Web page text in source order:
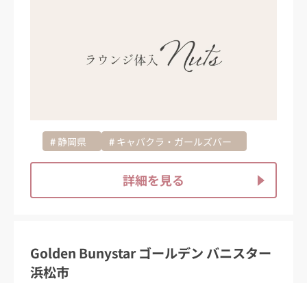
静岡県 キャバクラ・ガールズバー
詳細を見る
Golden Bunystar ゴールデン バニスター
浜松市